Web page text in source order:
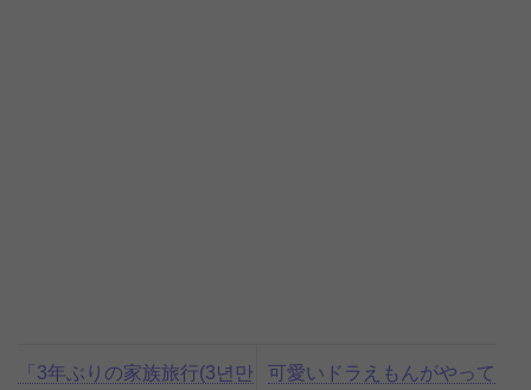
「3年ぶりの家族旅行(3년만
可愛いドラえもんがやって